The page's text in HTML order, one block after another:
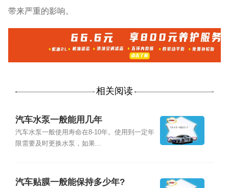
带来严重的影响。
相关阅读
汽车水泵一般能用几年
汽车水泵一般使用寿命在8-10年。使用到一定年
限需要及时更换水泵，如果...
汽车贴膜一般能保持多少年?